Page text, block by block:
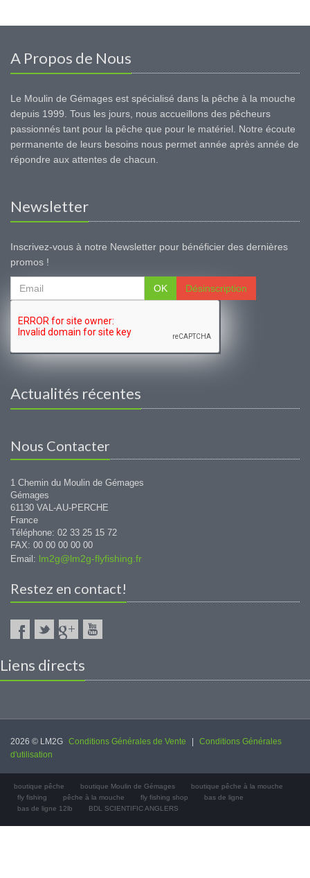
A Propos de Nous
Le Moulin de Gémages est spécialisé dans la pêche à la mouche
depuis 1999. Tous les jours, nous accueillons des pêcheurs
passionnés tant pour la pêche que pour le matériel. Notre écoute
permanente de leurs besoins nous permet année après année de
répondre aux attentes de chacun.
Newsletter
Inscrivez-vous à notre Newsletter pour bénéficier des dernières
promos !
OK Désinscription
Actualités récentes
Nous Contacter
1 Chemin du Moulin de Gémages
Gémages
61130 VAL-AU-PERCHE
France
Téléphone: 02 33 25 15 72
FAX: 00 00 00 00 00
Email: lm2g@lm2g-flyfishing.fr
Restez en contact!
Liens directs
2026 © LM2G Conditions Générales de Vente |
Conditions Générales
d'utilisation
boutique pêche boutique Moulin de Gémages
boutique pêche à la mouche
fly fishing
pêche à la mouche fly fishing shop
bas de ligne
bas de ligne 12lb
BDL SCIENTIFIC ANGLERS